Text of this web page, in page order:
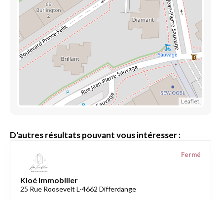
Leaflet
D'autres résultats pouvant vous intéresser :
Kloé Immobilier
25 Rue Roosevelt L-4662 Differdange
Fermé